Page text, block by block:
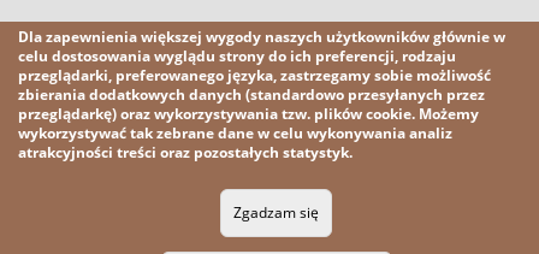
Pobierz
Pobierz plik [925,5 kB]
Wszelkie prawa zastrzeżone
Polityka prywatności
Dla zapewnienia większej wygody naszych użytkowników głównie w
celu dostosowania wyglądu strony do ich preferencji, rodzaju
przeglądarki, preferowanego języka, zastrzegamy sobie możliwość
zbierania dodatkowych danych (standardowo przesyłanych przez
przeglądarkę) oraz wykorzystywania tzw. plików cookie. Możemy
wykorzystywać tak zebrane dane w celu wykonywania analiz
atrakcyjności treści oraz pozostałych statystyk.
Zgadzam się